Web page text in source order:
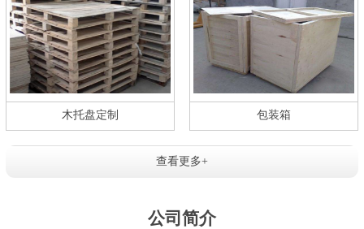
木托盘定制 包装箱
查看更多+
公司简介